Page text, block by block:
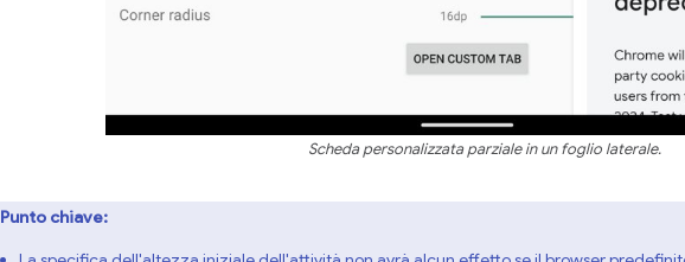
Scheda personalizzata parziale in un foglio laterale.
Punto chiave: